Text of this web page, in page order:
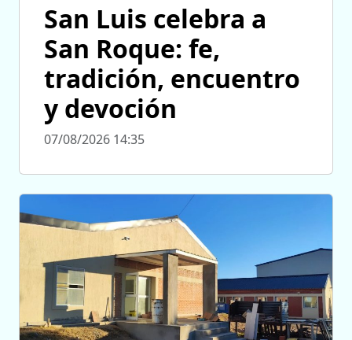
San Luis celebra a
San Roque: fe,
tradición, encuentro
y devoción
07/08/2026 14:35